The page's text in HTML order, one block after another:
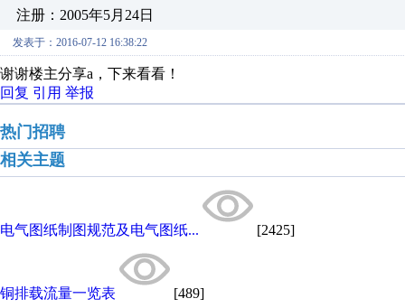
注册：2005年5月24日
发表于：2016-07-12 16:38:22
谢谢楼主分享a，下来看看！
回复 引用 举报
热门招聘
相关主题
电气图纸制图规范及电气图纸... [2425]
铜排载流量一览表 [489]